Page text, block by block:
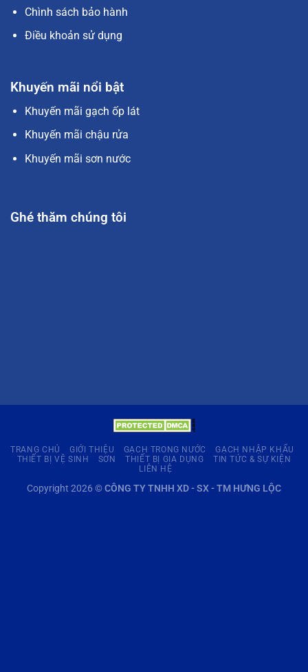
Chình sách bảo hành
Điều khoản sử dụng
Khuyến mãi nổi bật
Khuyến mãi gạch ốp lát
Khuyến mãi chậu rửa
Khuyến mãi sơn nước
Ghé thăm chúng tôi
TRANG CHỦ GIỚI THIỆU GẠCH TRONG NƯỚC
GẠCH NHẬP KHẨU
THIẾT BỊ VỆ SINH
SƠN THIẾT BỊ GIA DỤNG
TIN TỨC & SỰ KIỆN
LIÊN HỆ
Copyright 2026 ©CÔNG TY TNHH XD - SX - TM HƯNG LỘC